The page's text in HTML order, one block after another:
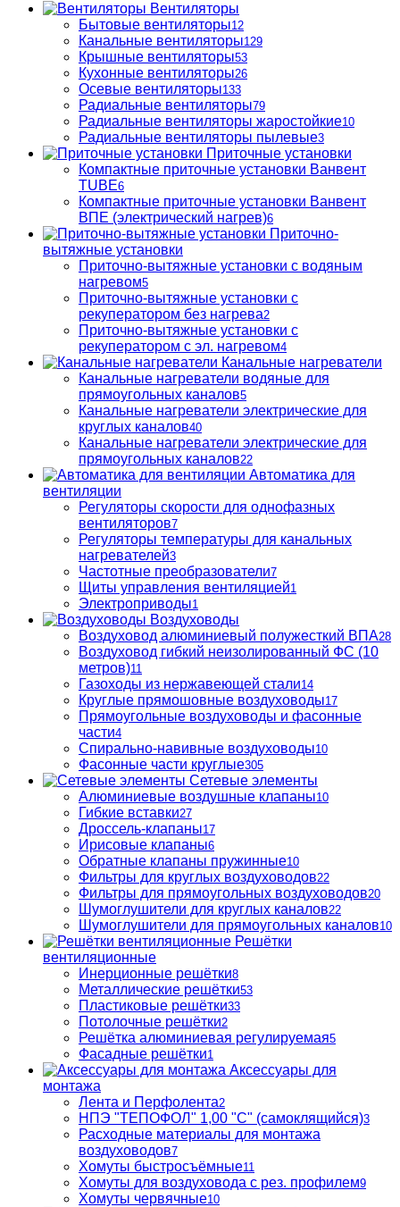
Вентиляторы
Бытовые вентиляторы12
Канальные вентиляторы129
Крышные вентиляторы53
Кухонные вентиляторы26
Осевые вентиляторы133
Радиальные вентиляторы79
Радиальные вентиляторы жаростойкие10
Радиальные вентиляторы пылевые3
Приточные установки
Компактные приточные установки Ванвент
TUBE6
Компактные приточные установки Ванвент
ВПЕ (электрический нагрев)6
Приточно-
вытяжные установки
Приточно-вытяжные установки с водяным
нагревом5
Приточно-вытяжные установки с
рекуператором без нагрева2
Приточно-вытяжные установки с
рекуператором с эл. нагревом4
Канальные нагреватели
Канальные нагреватели водяные для
прямоугольных каналов5
Канальные нагреватели электрические для
круглых каналов40
Канальные нагреватели электрические для
прямоугольных каналов22
Автоматика для
вентиляции
Регуляторы скорости для однофазных
вентиляторов7
Регуляторы температуры для канальных
нагревателей3
Частотные преобразователи7
Щиты управления вентиляцией1
Электроприводы1
Воздуховоды
Воздуховод алюминиевый полужесткий ВПА28
Воздуховод гибкий неизолированный ФС (10
метров)11
Газоходы из нержавеющей стали14
Круглые прямошовные воздуховоды17
Прямоугольные воздуховоды и фасонные
части4
Спирально-навивные воздуховоды10
Фасонные части круглые305
Сетевые элементы
Алюминиевые воздушные клапаны10
Гибкие вставки27
Дроссель-клапаны17
Ирисовые клапаны6
Обратные клапаны пружинные10
Фильтры для круглых воздуховодов22
Фильтры для прямоугольных воздуховодов20
Шумоглушители для круглых каналов22
Шумоглушители для прямоугольных каналов10
Решётки
вентиляционные
Инерционные решётки8
Металлические решётки53
Пластиковые решётки33
Потолочные решётки2
Решётка алюминиевая регулируемая5
Фасадные решётки1
Аксессуары для
монтажа
Лента и Перфолента2
НПЭ "ТЕПОФОЛ" 1,00 "С" (самоклящийся)3
Расходные материалы для монтажа
воздуховодов7
Хомуты быстросъёмные11
Хомуты для воздуховода с рез. профилем9
Хомуты червячные10